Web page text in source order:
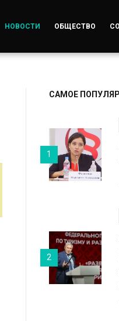
НОВОСТИ ОБЩЕСТВО
САМОЕ
1
2